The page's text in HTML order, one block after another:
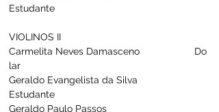
Estudante
VIOLINOS II
Carmelita Neves Damasceno                    Do
lar
Geraldo Evangelista da Silva
Estudante
Geraldo Paulo Passos